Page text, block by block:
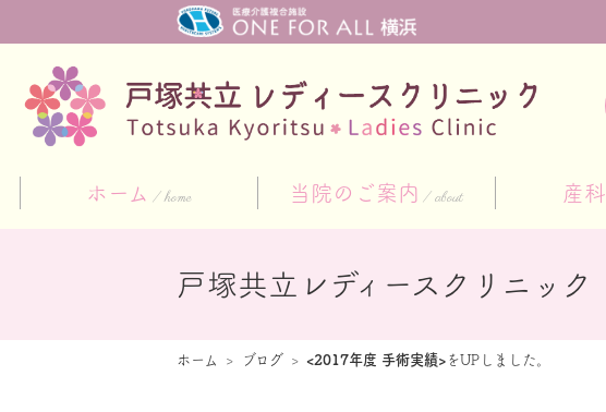
ホーム home 当院のご案内 about 産科
戸塚共立レディースクリニック
ホーム ブログ <2017年度 手術実績> をUPしました。